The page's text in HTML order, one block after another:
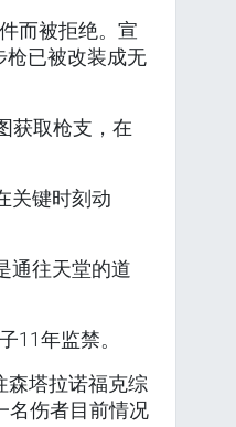
而被拒绝。宣
枪已被改装成无
获取枪支，在
关键时刻动
通往天堂的道
11年监禁。
森塔拉诺福克综
名伤者目前情况